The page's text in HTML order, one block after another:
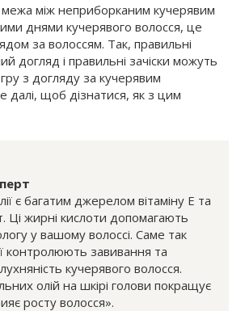
межа між неприборканим кучерявим
днями кучерявого волосся, це
за волоссям. Так, правильні
догляд і правильні зачіски можуть
з догляду за кучерявим
далі, щоб дізнатися, як з цим
є багатим джерелом вітаміну Е та
Ці жирні кислоти допомагають
у вашому волоссі. Саме так
контролюють завивання та
кучерявого волосся.
олій на шкірі голови покращує
росту волосся».